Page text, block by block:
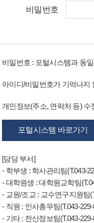
비밀번호
비밀번호 : 포털시스템과 동
아이디/비밀번호가 기억나지
개인정보(주소, 연락처 등)
포털시스템 바로가기
[담당 부서]
- 학부생 : 학사관리팀(T.043-
- 대학원생 : 대학원교학팀
- 교원/조교 : 교수연구지원팀
- 직원 : 인사총무팀(T.043-
- 기타 : 전산정보팀(T.043-